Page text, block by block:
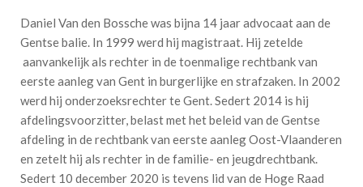
Daniel Van den Bossche was bijna 14 jaar advocaat aan de
Gentse balie. In 1999 werd hij magistraat. Hij zetelde
aanvankelijk als rechter in de toenmalige rechtbank van
eerste aanleg van Gent in burgerlijke en strafzaken. In 2002
werd hij onderzoeksrechter te Gent. Sedert 2014 is hij
afdelingsvoorzitter, belast met het beleid van de Gentse
afdeling in de rechtbank van eerste aanleg Oost-Vlaanderen
en zetelt hij als rechter in de familie- en jeugdrechtbank.
Sedert 10 december 2020 is tevens lid van de Hoge Raad